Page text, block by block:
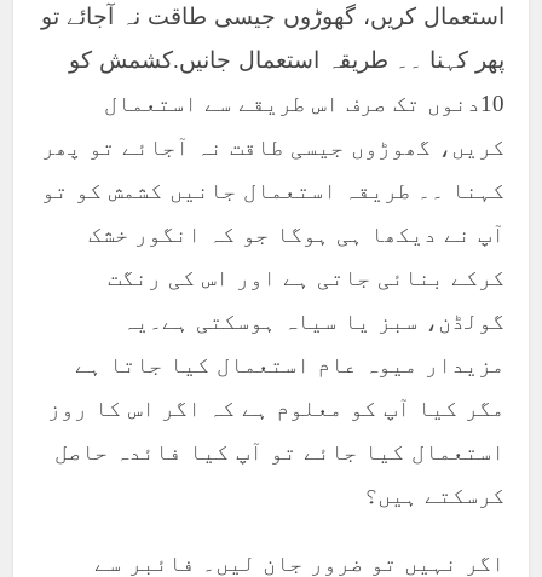
استعمال کریں، گھوڑوں جیسی طاقت نہ آجائے تو
پھر کہنا ۔۔ طریقہ استعمال جانیں.کشمش کو
10دنوں تک صرف اس طریقے سے استعمال
کریں، گھوڑوں جیسی طاقت نہ آجائے تو پھر
کہنا ۔۔ طریقہ استعمال جانیں کشمش کو تو
آپ نے دیکھا ہی ہوگا جو کہ انگور خشک
کرکے بنائی جاتی ہے اور اس کی رنگت
گولڈن، سبز یا سیاہ ہوسکتی ہے۔یہ
مزیدار میوہ عام استعمال کیا جاتا ہے
مگر کیا آپ کو معلوم ہے کہ اگر اس کا روز
استعمال کیا جائے تو آپ کیا فائدہ حاصل
کرسکتے ہیں؟
اگر نہیں تو ضرور جان لیں۔ فائبر سے